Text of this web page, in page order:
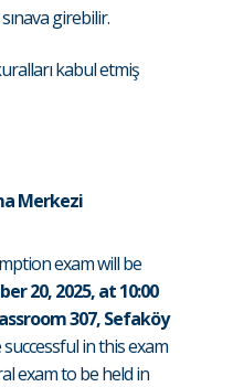
girebilir.
kabul etmiş
Merkezi
exam will be
20, 2025, at 10:00
307, Sefaköy
in this exam
exam to be held in